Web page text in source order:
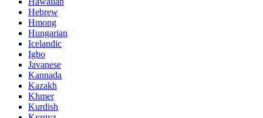
Hebrew
Hmong
Hungarian
Icelandic
Igbo
Javanese
Kannada
Kazakh
Khmer
Kurdish